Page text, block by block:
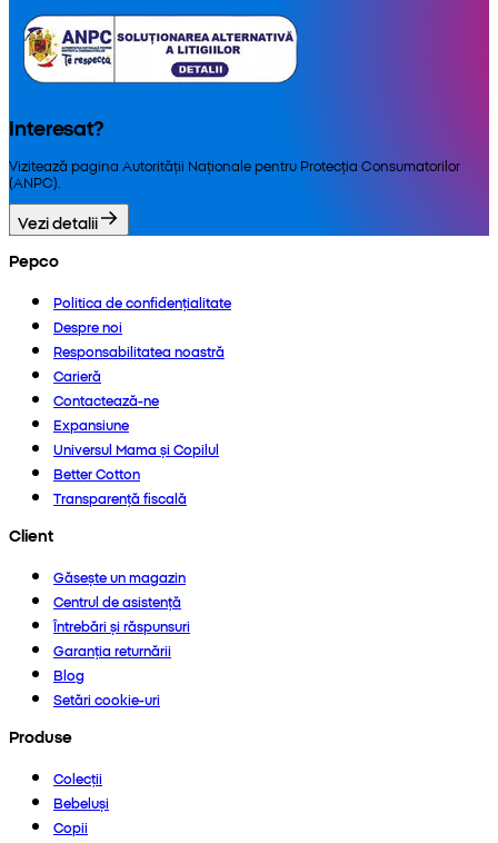
Interesat?
Vizitează pagina Autorității Naționale pentru Protecția Consumatorilor
(ANPC).
Vezi detalii
Pepco
Politica de confidențialitate
Despre noi
Responsabilitatea noastră
Carieră
Contactează-ne
Expansiune
Universul Mama și Copilul
Better Cotton
Transparență fiscală
Client
Găsește un magazin
Centrul de asistență
Întrebări și răspunsuri
Garanția returnării
Blog
Setări cookie-uri
Produse
Colecții
Bebeluși
Copii